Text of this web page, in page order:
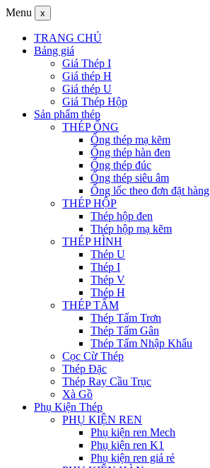
Menu x
TRANG CHỦ
Bảng giá
Giá Thép I
Giá thép H
Giá thép U
Giá Thép Hộp
Sản phẩm thép
THÉP ỐNG
Ống thép mạ kẽm
Ống thép hàn đen
Ống thép đúc
Ống thép siêu âm
Ống lốc theo đơn đặt hàng
THÉP HỘP
Thép hộp đen
Thép hộp mạ kẽm
THÉP HÌNH
Thép U
Thép I
Thép V
Thép H
THÉP TẤM
Thép Tấm Trơn
Thép Tấm Gân
Thép Tấm Nhập Khẩu
Cọc Cừ Thép
Thép Đặc
Thép Ray Cầu Trục
Xà Gồ
Phụ Kiện Thép
PHỤ KIỆN REN
Phụ kiện ren Mech
Phụ kiện ren K1
Phụ kiện ren giá rẻ